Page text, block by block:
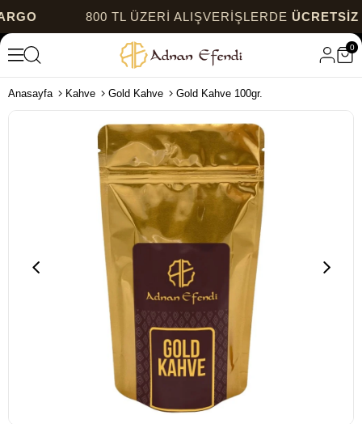
800 TL ÜZERİ ALIŞVERİŞLERDEÜCRETSİZ
0
Anasayfa Kahve Gold Kahve Gold Kahve 100gr.